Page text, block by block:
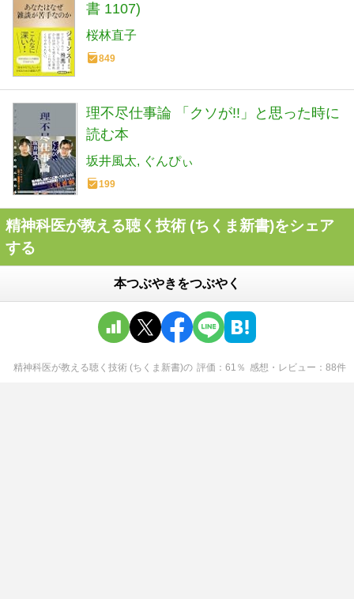
書 1107)
桜林直子
849
理不尽仕事論 「クソが!!」と思った時に
読む本
坂井風太 ぐんぴぃ
199
精神科医が教える聴く技術 (ちくま新書)をシェア
する
本つぶやきをつぶやく
精神科医が教える聴く技術 (ちくま新書)の 評価 61 ％ 感想・レビュー 88件